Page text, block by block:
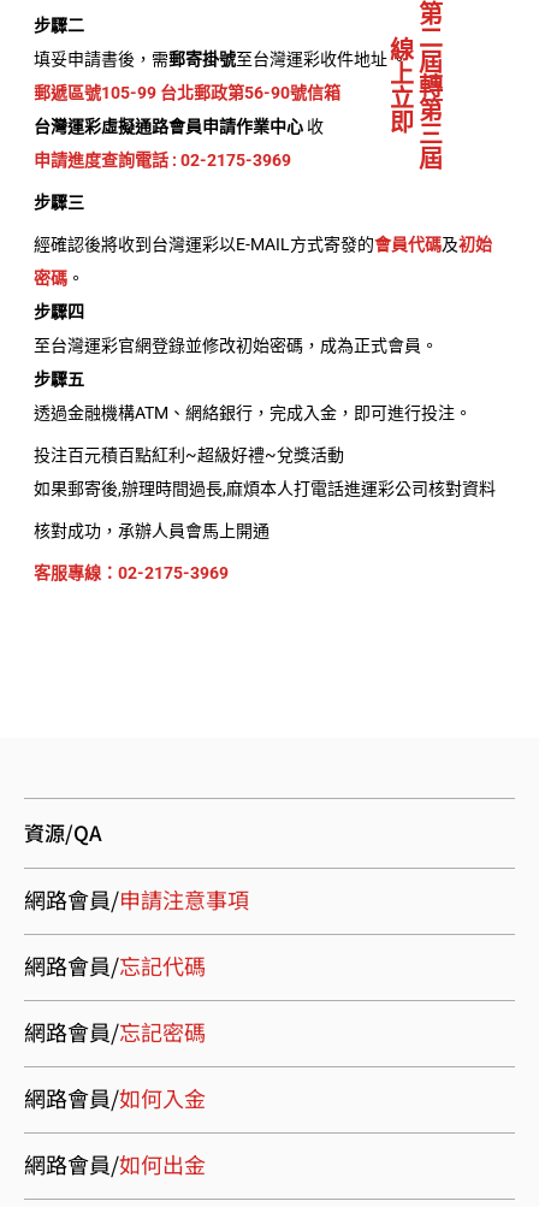
步驟二
填妥申請書後，需郵寄掛號至台灣運彩收件地址 。
郵遞區號105-99 台北郵政第56-90號信箱
台灣運彩虛擬通路會員申請作業中心收
申請進度查詢電話 : 02-2175-3969
步驟三
經確認後將收到台灣運彩以E-MAIL方式寄發的會員代碼及初始
密碼。
步驟四
至台灣運彩官網登錄並修改初始密碼，成為正式會員。
步驟五
透過金融機構ATM、網絡銀行，完成入金，即可進行投注。
投注百元積百點紅利~超級好禮~兌獎活動
如果郵寄後,辦理時間過長,麻煩本人打電話進運彩公司核對資料
核對成功，承辦人員會馬上開通
客服專線： 02-2175-3969
資源/QA
網路會員/申請注意事項
網路會員/忘記代碼
網路會員/忘記密碼
網路會員/如何入金
網路會員/如何出金
第二屆轉第三屆
線上立即